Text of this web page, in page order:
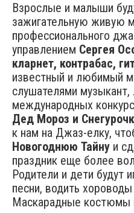
Взрослые и малыши
зажигательную живую
профессионального
управлением Сергея
кларнет, контрабас,
известный и любимый
слушателями музыкант,
международных
Дед Мороз и
к нам на Джаз-елку,
Новогоднюю Тайну и
праздник еще более
Родители и дети будут
песни, водить
Маскарадные костюмы